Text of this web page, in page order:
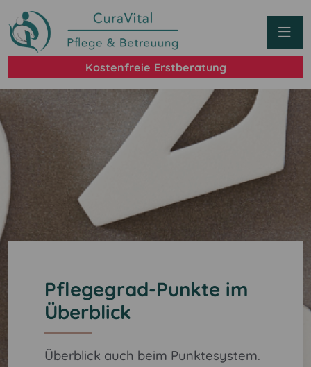
Kostenfreie Erstberatung
Pflegegrad-Punkte im
Überblick
Überblick auch beim Punktesystem.